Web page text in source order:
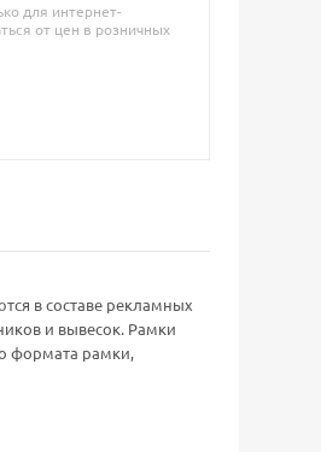
для интернет-
от цен в розничных
в составе рекламных
и вывесок. Рамки
формата рамки,